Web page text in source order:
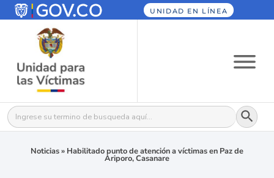
UNIDAD EN LÍNEA
Buscar: Botón
Noticias» Habilitado punto de atención a víctimas en Paz de
Ariporo, Casanare